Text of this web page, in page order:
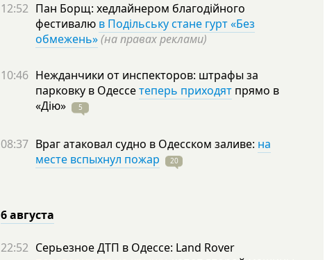
12:52 Пан Борщ: хедлайнером благодійного
фестивалю в Подільську стане гурт «Без
обмежень»(на правах реклами)
10:46 Нежданчики от инспекторов: штрафы за
парковку в Одессетеперь приходят прямо в
«Дію»
5
08:37 Враг атаковал судно в Одесском заливе: на
месте вспыхнул пожар
20
6 августа
22:52 Серьезное ДТП в Одессе: Land Rover